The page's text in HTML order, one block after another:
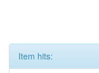
Item hits: